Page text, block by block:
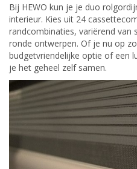
Bij HEWO kun je je duo
interieur. Kies uit 24
randcombinaties, variërend van
ronde ontwerpen. Of je nu op
budgetvriendelijke optie of een
je het geheel zelf samen.